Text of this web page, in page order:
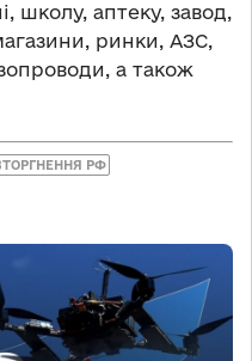
школу, аптеку, завод,
ринки, АЗС,
а також
РФ